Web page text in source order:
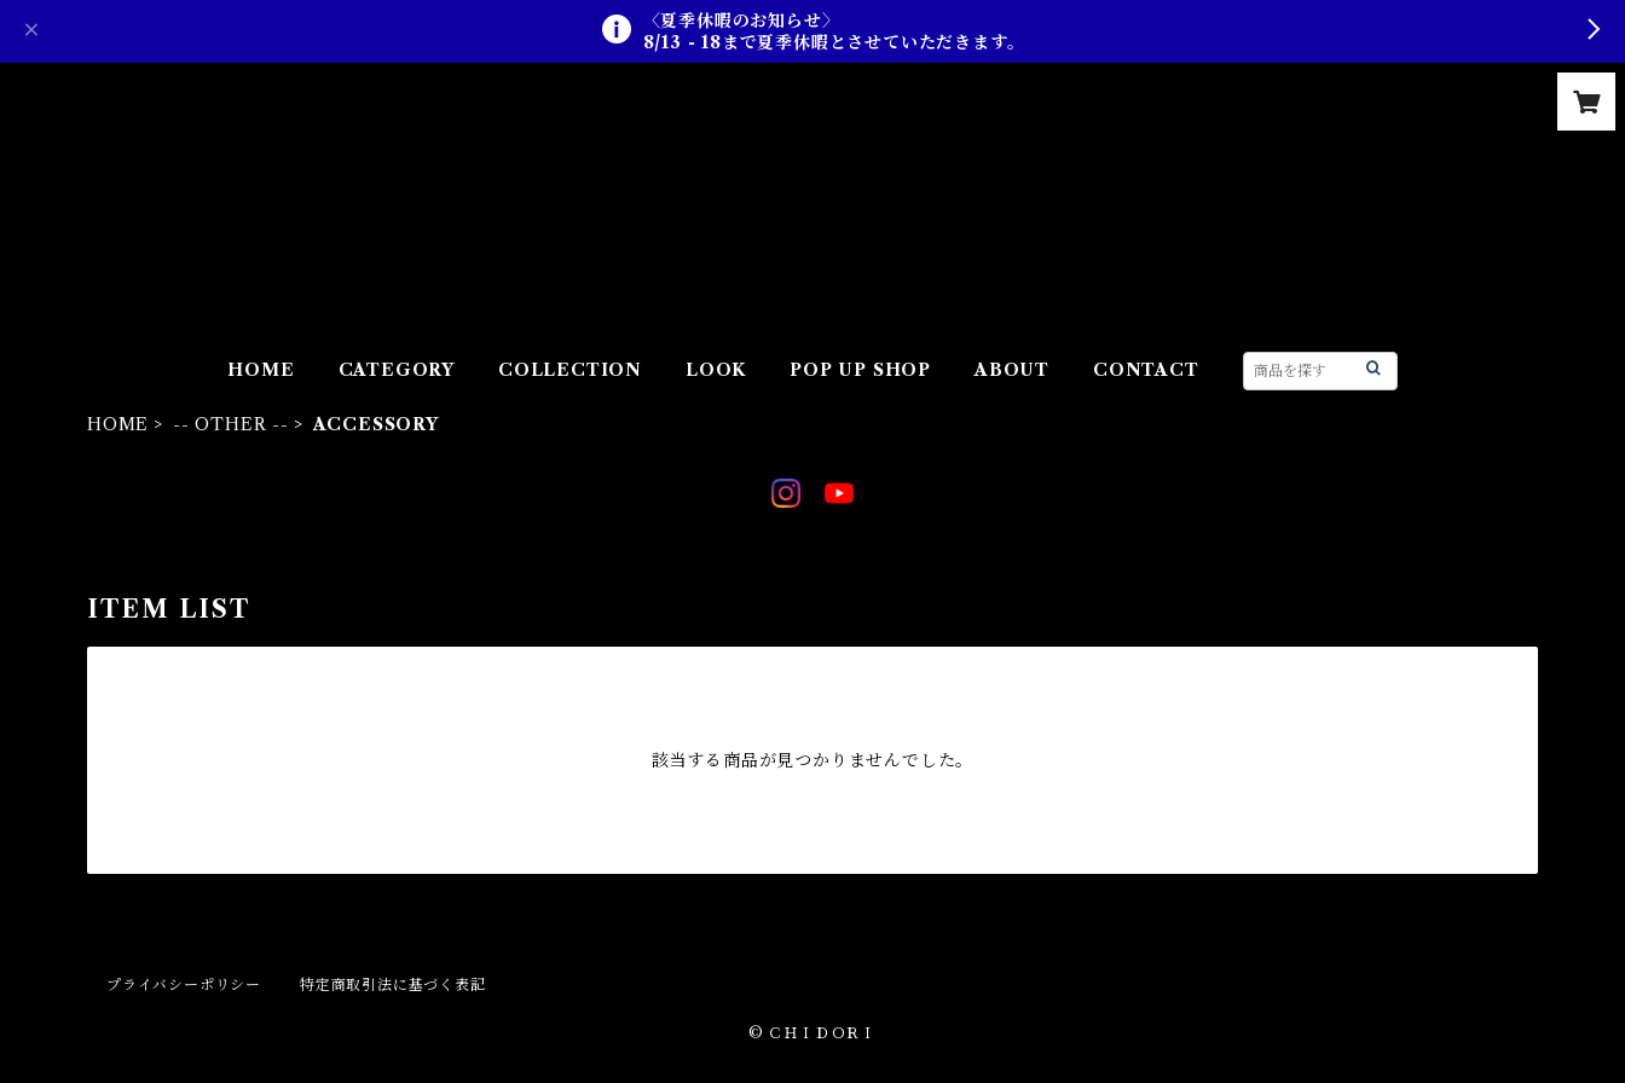
〈夏季休暇のお知らせ〉
8/13 - 18まで夏季休暇とさせていただきます。
HOME CATEGORY COLLECTION LOOK POP UP SHOP ABOUT CONTACT
HOME -- OTHER -- ACCESSORY
ITEM LIST
該当する商品が見つかりませんでした。
プライバシーポリシー 特定商取引法に基づく表記
© ＣＨＩＤＯＲＩ